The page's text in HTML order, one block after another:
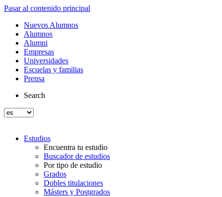
Pasar al contenido principal
Nuevos Alumnos
Alumnos
Alumni
Empresas
Universidades
Escuelas y familias
Prensa
Search
Estudios
Encuentra tu estudio
Buscador de estudios
Por tipo de estudio
Grados
Dobles titulaciones
Másters y Postgrados